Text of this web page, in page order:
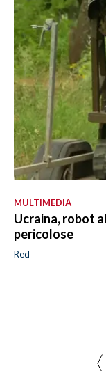
MULTIMEDIA
Ucraina, robot
pericolose
Red